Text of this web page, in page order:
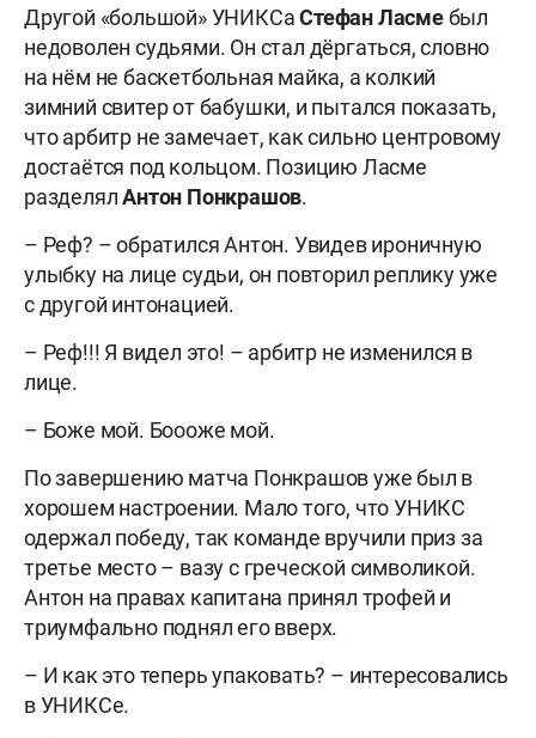
Другой «большой» УНИКСаСтефан Ласмебыл
недоволен судьями. Он стал дёргаться, словно
на нём не баскетбольная майка, а колкий
зимний свитер от бабушки, и пытался показать,
что арбитр не замечает, как сильно центровому
достаётся под кольцом. Позицию Ласме
разделялАнтон Понкрашов.
– Реф? – обратился Антон. Увидев ироничную
улыбку на лице судьи, он повторил реплику уже
с другой интонацией.
– Реф!!! Я видел это! – арбитр не изменился в
лице.
– Боже мой. Боооже мой.
По завершению матча Понкрашов уже был в
хорошем настроении. Мало того, что УНИКС
одержал победу, так команде вручили приз за
третье место – вазу с греческой символикой.
Антон на правах капитана принял трофей и
триумфально поднял его вверх.
– И как это теперь упаковать? – интересовались
в УНИКСе.